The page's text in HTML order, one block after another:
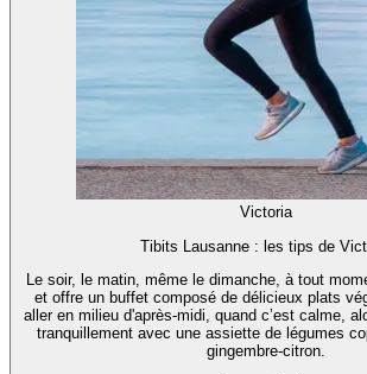
Victoria
Tibits Lausanne : les tips de
Le soir, le matin, même le dimanche, à tout
et offre un buffet composé de délicieux plats végétariens. J’adore y
aller en milieu d'après-midi, quand c’est calme,
tranquillement avec une assiette de légumes
gingembre-citron.